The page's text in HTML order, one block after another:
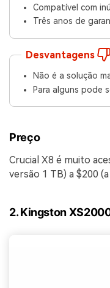
Compatível com
Três anos de
Desvantagens
Não é a solução
Para alguns pode
Preço
Crucial X8 é muito
versão 1 TB) a $200
2. Kingston